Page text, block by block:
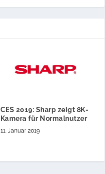
CES 2019: Sharp zeigt 8K-
Kamera für Normalnutzer
11. Januar 2019